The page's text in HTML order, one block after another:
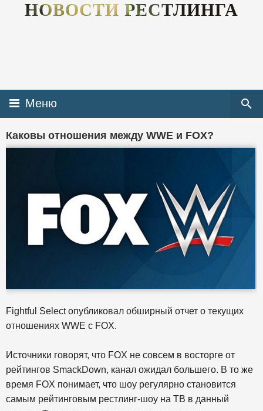
НОВОСТИ РЕСТЛИНГА
Меню
Каковы отношения между WWE и FOX?
Fightful Select опубликовал обширный отчет о текущих
отношениях WWE с FOX.
Источники говорят, что FOX не совсем в восторге от
рейтингов SmackDown, канал ожидал большего. В то же
время FOX понимает, что шоу регулярно становится
самым рейтинговым рестлинг-шоу на ТВ в данный